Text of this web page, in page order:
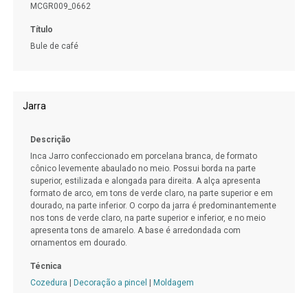
MCGR009_0662
Título
Bule de café
Jarra
Descrição
Inca Jarro confeccionado em porcelana branca, de formato
cônico levemente abaulado no meio. Possui borda na parte
superior, estilizada e alongada para direita. A alça apresenta
formato de arco, em tons de verde claro, na parte superior e em
dourado, na parte inferior. O corpo da jarra é predominantemente
nos tons de verde claro, na parte superior e inferior, e no meio
apresenta tons de amarelo. A base é arredondada com
ornamentos em dourado.
Técnica
Cozedura
Decoração a pincel Moldagem